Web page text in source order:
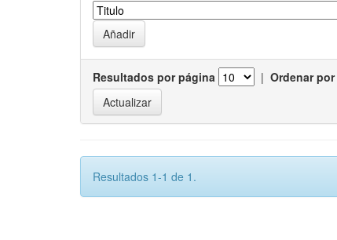
Resultados por página | Ordenar por
Resultados 1-1 de 1.